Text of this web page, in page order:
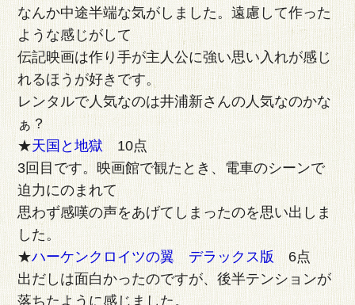
なんか中途半端な気がしました。遠慮して作った
ような感じがして
伝記映画は作り手が主人公に強い思い入れが感じ
れるほうが好きです。
レンタルで人気なのは井浦新さんの人気なのかな
ぁ？
★天国と地獄10点
3回目です。映画館で観たとき、電車のシーンで
迫力にのまれて
思わず感嘆の声をあげてしまったのを思い出しま
した。
★ハーケンクロイツの翼 デラックス版6点
出だしは面白かったのですが、後半テンションが
落ちたように感じました。